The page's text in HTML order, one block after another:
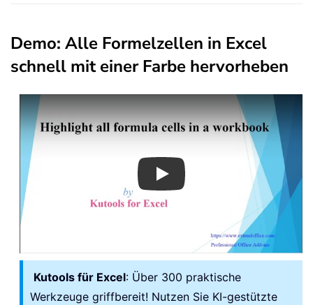
Demo: Alle Formelzellen in Excel
schnell mit einer Farbe hervorheben
Play
Kutools für Excel: Über 300 praktische
Werkzeuge griffbereit! Nutzen Sie KI-gestützte